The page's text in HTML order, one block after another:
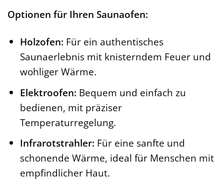
Optionen für Ihren Saunaofen:
Holzofen: Für ein authentisches
Saunaerlebnis mit knisterndem Feuer und
wohliger Wärme.
Elektroofen: Bequem und einfach zu
bedienen, mit präziser
Temperaturregelung.
Infrarotstrahler: Für eine sanfte und
schonende Wärme, ideal für Menschen mit
empfindlicher Haut.